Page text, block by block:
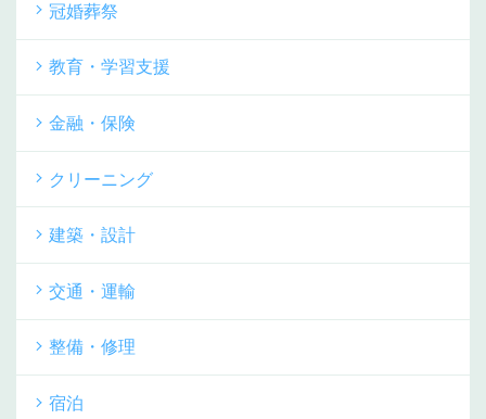
冠婚葬祭
教育・学習支援
金融・保険
クリーニング
建築・設計
交通・運輸
整備・修理
宿泊